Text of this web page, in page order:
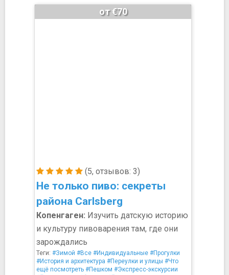
(5, отзывов: 3)
Не только пиво: секреты
района Carlsberg
от €70
Копенгаген: Изучить датскую историю
и культуру пивоварения там, где они
зарождались
Теги: #Зимой #Все #Индивидуальные #Прогулки
#История и архитектура #Переулки и улицы #Что
ещё посмотреть #Пешком #Экспресс-экскурсии